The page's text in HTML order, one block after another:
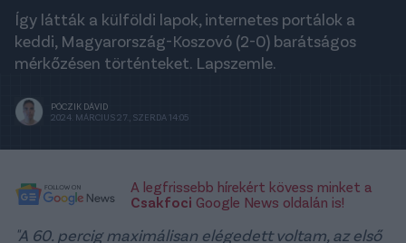
Így látták a külföldi lapok, internetes portálok a
keddi, Magyarország-Koszovó (2-0) barátságos
mérkőzésen történteket. Lapszemle.
PÓCZIK DÁVID
2024. MÁRCIUS 27., SZERDA 14:05
A legfrissebb hírekért kövess minket a
Csakfoci Google News oldalán is!
"A 60. percig maximálisan elégedett voltam, az első